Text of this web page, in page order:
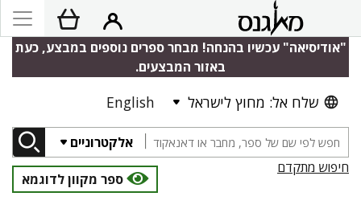
"אודיסיאה" עכשיו בהנחה! מבחר ספרים נוספים במבצע, כעת
באזור המבצעים.
שלח אל: מחוץ לישראל English
אלקטרוניים
חיפוש מתקדם
ספר מקוון לדוגמא